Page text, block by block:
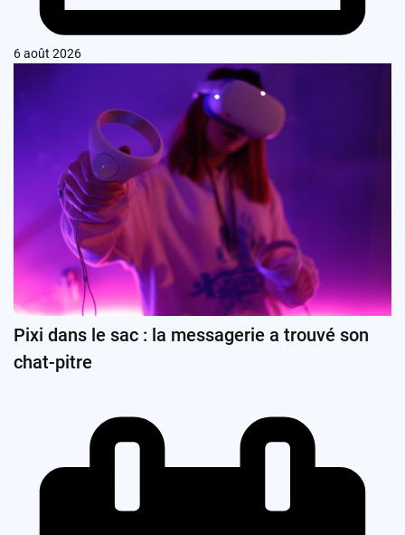
6 août 2026
Pixi dans le sac : la messagerie a trouvé son
chat-pitre